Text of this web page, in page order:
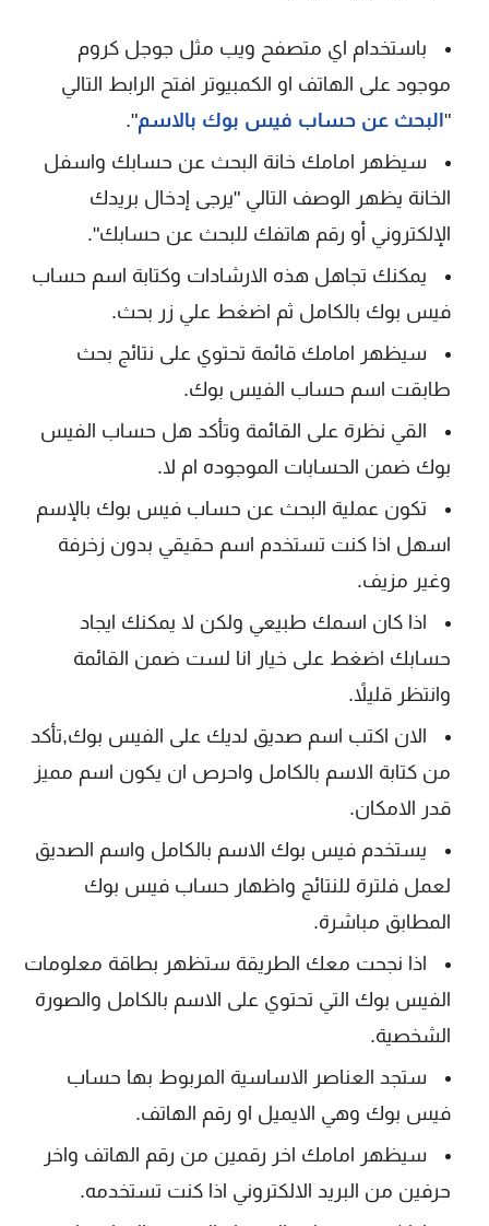
باستخدام اي متصفح ويب مثل جوجل كروم
موجود على الهاتف او الكمبيوتر افتح الرابط التالي
"البحث عن حساب فيس بوك بالاسم".
سيظهر امامك خانة البحث عن حسابك واسفل
الخانة يظهر الوصف التالي "يرجى إدخال بريدك
الإلكتروني أو رقم هاتفك للبحث عن حسابك".
يمكنك تجاهل هذه الارشادات وكتابة اسم حساب
فيس بوك بالكامل ثم اضغط علي زر بحث.
سيظهر امامك قائمة تحتوي على نتائج بحث
طابقت اسم حساب الفيس بوك.
القي نظرة على القائمة وتأكد هل حساب الفيس
بوك ضمن الحسابات الموجوده ام لا.
تكون عملية البحث عن حساب فيس بوك بالإسم
اسهل اذا كنت تستخدم اسم حقيقي بدون زخرفة
وغير مزيف.
اذا كان اسمك طبيعي ولكن لا يمكنك ايجاد
حسابك اضغط على خيار انا لست ضمن القائمة
وانتظر قليلاً.
الان اكتب اسم صديق لديك على الفيس بوك,تأكد
من كتابة الاسم بالكامل واحرص ان يكون اسم مميز
قدر الامكان.
يستخدم فيس بوك الاسم بالكامل واسم الصديق
لعمل فلترة للنتائج واظهار حساب فيس بوك
المطابق مباشرة.
اذا نجحت معك الطريقة ستظهر بطاقة معلومات
الفيس بوك التي تحتوي على الاسم بالكامل والصورة
الشخصية.
ستجد العناصر الاساسية المربوط بها حساب
فيس بوك وهي الايميل او رقم الهاتف.
سيظهر امامك اخر رقمين من رقم الهاتف واخر
حرفين من البريد الالكتروني اذا كنت تستخدمه.